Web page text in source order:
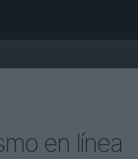
en línea